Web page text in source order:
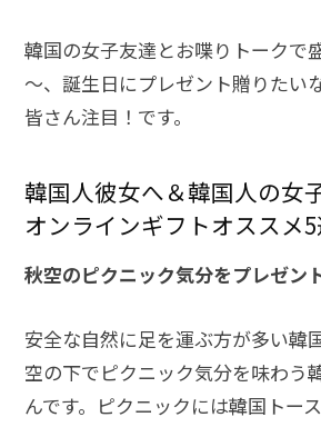
韓国の女子友達とお喋りトークで
～、誕生日にプレゼント贈りたい
皆さん注目！です。
韓国人彼女へ＆韓国人の女
オンラインギフトオススメ
秋空のピクニック気分をプレゼン
安全な自然に足を運ぶ方が多い韓
空の下でピクニック気分を味わう
んです。ピクニックには韓国トー